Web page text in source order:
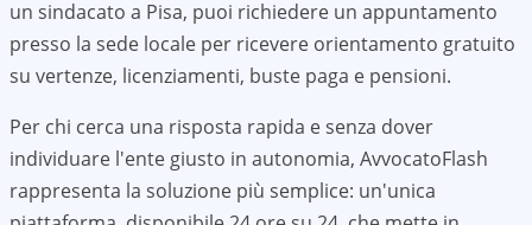
un sindacato a Pisa, puoi richiedere un appuntamento
presso la sede locale per ricevere orientamento gratuito
su vertenze, licenziamenti, buste paga e pensioni.
Per chi cerca una risposta rapida e senza dover
individuare l'ente giusto in autonomia, AvvocatoFlash
rappresenta la soluzione più semplice: un'unica